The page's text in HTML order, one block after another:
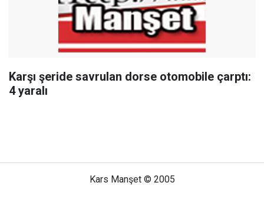
Karşı şeride savrulan dorse otomobile çarptı:
4 yaralı
Kars Manşet © 2005